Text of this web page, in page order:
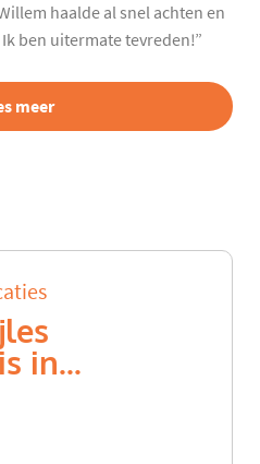
haalde al snel achten en
ben uitermate tevreden!”
meer
in...